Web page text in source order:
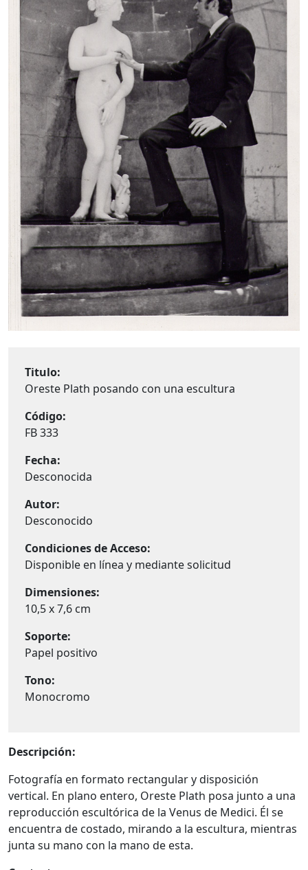
Titulo:
Oreste Plath posando con una escultura
Código:
FB 333
Fecha:
Desconocida
Autor:
Desconocido
Condiciones de Acceso:
Disponible en línea y mediante solicitud
Dimensiones:
10,5 x 7,6 cm
Soporte:
Papel positivo
Tono:
Monocromo
Descripción:
Fotografía en formato rectangular y disposición
vertical. En plano entero, Oreste Plath posa junto a una
reproducción escultórica de la Venus de Medici. Él se
encuentra de costado, mirando a la escultura, mientras
junta su mano con la mano de esta.